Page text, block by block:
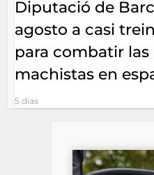
Diputació de
agosto a casi
para combatir
machistas en
5 días